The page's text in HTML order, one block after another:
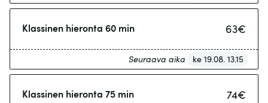
Klassinen hieronta 60 min 63€
Seuraava aika ke 19.08. 13.15
Klassinen hieronta 75 min 74€